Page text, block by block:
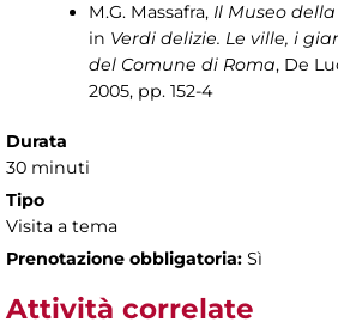
M.G. Massafra, Il Museo
in Verdi delizie. Le ville, i
del Comune di Roma, De
2005, pp. 152-4
Durata
30 minuti
Tipo
Visita a tema
Prenotazione obbligatoria: Sì
Attività correlate